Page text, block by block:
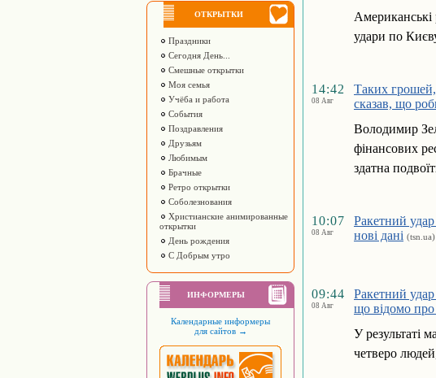
ОТКРЫТКИ
Праздники
Сегодня День...
Смешные открытки
Моя семья
Учёба и работа
События
Поздравления
Друзьям
Любимым
Брачные
Ретро открытки
Соболезнования
Христианские анимированные
открытки
День рождения
С Добрым утро
ИНФОРМЕРЫ
Календарные информеры
для сайтов →
Американські
удари по
14:42
08 Авг
Таких грошей,
сказав, що
Володимир
фінансових
здатна
10:07
08 Авг
Ракетний
нові дані (tsn.ua)
09:44
08 Авг
Ракетний
що відомо
У результаті
четверо